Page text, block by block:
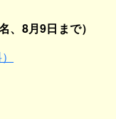
、8月9日まで）